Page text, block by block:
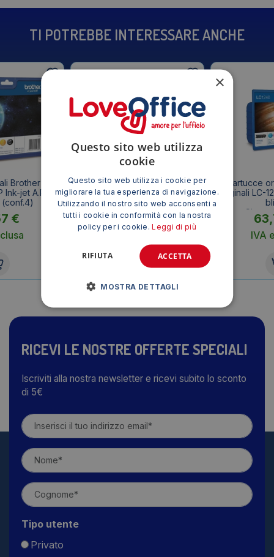
TI POTREBBE INTERESSARE ANCHE
Brother LC-
Ink-jet A.R.
€
Cartucce originali Brother LC-
223VALBP Ink-jet blister 4
(conf.4)
57,24€
IVA esclusa
Cartucce
Originali LC-
IVA
RICEVI LE NOSTRE OFFERTE SPECIALI
Iscriviti alla nostra newsletter e ricevi subito lo sconto
di 5€
Tipo utente
Privato
×
Questo sito web utilizza
cookie
Questo sito web utilizza i cookie per
migliorare la tua esperienza di navigazione.
Utilizzando il nostro sito web acconsenti a
tutti i cookie in conformità con la nostra
policy per i cookie.Leggi di più
ACCETTA
RIFIUTA
MOSTRA DETTAGLI